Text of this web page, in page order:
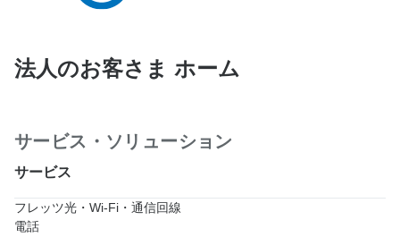
法人のお客さま ホーム
サービス・ソリューション
サービス
フレッツ光・Wi-Fi・通信回線
電話